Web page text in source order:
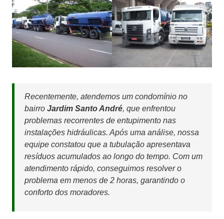
Recentemente, atendemos um condomínio no
bairro Jardim Santo André, que enfrentou
problemas recorrentes de entupimento nas
instalações hidráulicas. Após uma análise, nossa
equipe constatou que a tubulação apresentava
resíduos acumulados ao longo do tempo. Com um
atendimento rápido, conseguimos resolver o
problema em menos de 2 horas, garantindo o
conforto dos moradores.